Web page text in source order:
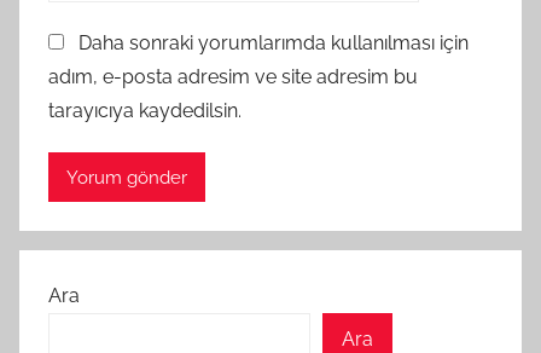
Daha sonraki yorumlarımda kullanılması için
adım, e-posta adresim ve site adresim bu
tarayıcıya kaydedilsin.
Ara
Ara